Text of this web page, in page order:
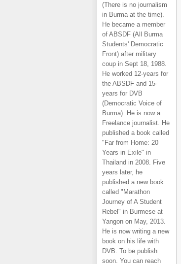
(There is no journalism
in Burma at the time).
He became a member
of ABSDF (All Burma
Students' Democratic
Front) after military
coup in Sept 18, 1988.
He worked 12-years for
the ABSDF and 15-
years for DVB
(Democratic Voice of
Burma). He is now a
Freelance journalist. He
published a book called
"Far from Home: 20
Years in Exile" in
Thailand in 2008. Five
years later, he
published a new book
called "Marathon
Journey of A Student
Rebel" in Burmese at
Yangon on May, 2013.
He is now writing a new
book on his life with
DVB. To be publish
soon. You can reach